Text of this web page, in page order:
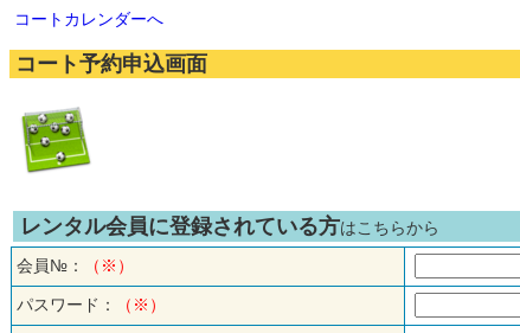
コートカレンダーへ
コート予約申込画面
レンタル会員に登録されている方はこちらから
会員№：
（※）
パスワード： （※）